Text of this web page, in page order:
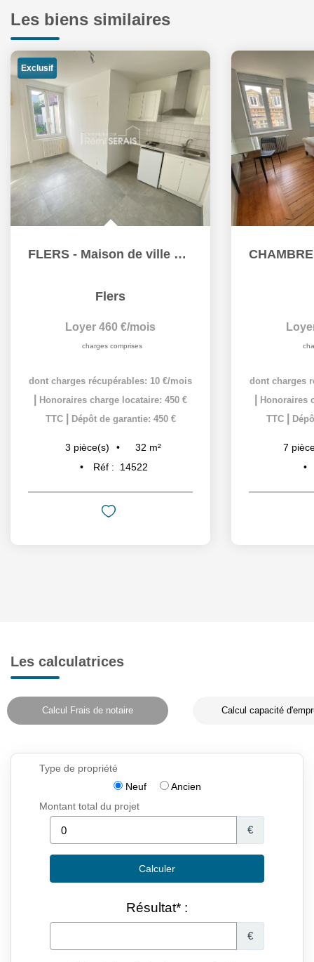
Les biens similaires
CHAMBRE MEUBLEE EN COLOCATION
Flers
Loyer 360 €/mois
charges comprises
dont charges récupérables: 70 €/mois
Honoraires charge locataire: 290 €
TTC
Dépôt de garantie: 580 €
7 pièce(s) 213m²
Réf :
8913
dont charges
Honoraires
TTC
7
Les calculatrices
Calcul Frais de notaire Calcul capacité